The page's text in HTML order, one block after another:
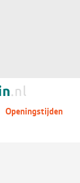
Openingstijden